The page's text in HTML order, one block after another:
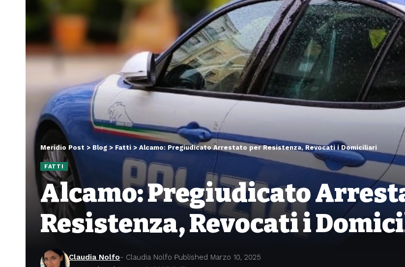
Meridio Post > Blog > Fatti > Alcamo: Pregiudicato Arrestato per Resistenza, Revocati i Domiciliari
FATTI
Alcamo: Pregiudicato
Resistenza, Revocati i
Claudia Nolfo- Claudia Nolfo Published Marzo 10, 2025